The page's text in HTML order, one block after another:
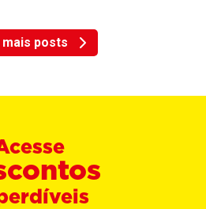
mais posts